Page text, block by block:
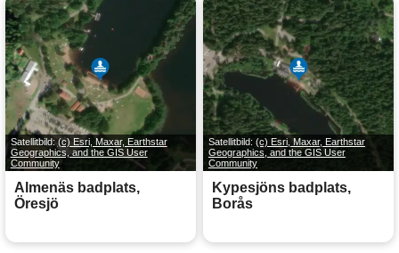
Satellitbild: (c) Esri, Maxar, Earthstar
Geographics, and the GIS User
Community
Almenäs badplats,
Öresjö
Satellitbild: (c) Esri, Maxar, Earthstar
Geographics, and the GIS User
Community
Kypesjöns badplats,
Borås